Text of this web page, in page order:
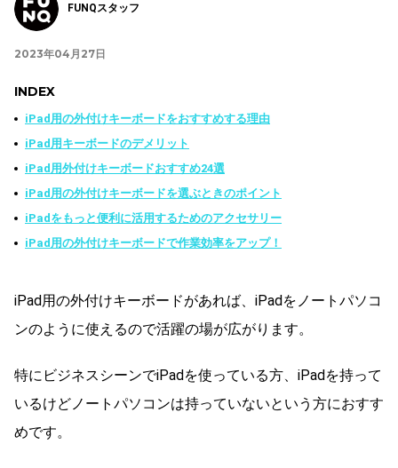
FUNQスタッフ
2023年04月27日
INDEX
iPad用の外付けキーボードをおすすめする理由
iPad用キーボードのデメリット
iPad用外付けキーボードおすすめ24選
iPad用の外付けキーボードを選ぶときのポイント
iPadをもっと便利に活用するためのアクセサリー
iPad用の外付けキーボードで作業効率をアップ！
iPad用の外付けキーボードがあれば、iPadをノートパソコ
ンのように使えるので活躍の場が広がります。
特にビジネスシーンでiPadを使っている方、iPadを持って
いるけどノートパソコンは持っていないという方におすす
めです。